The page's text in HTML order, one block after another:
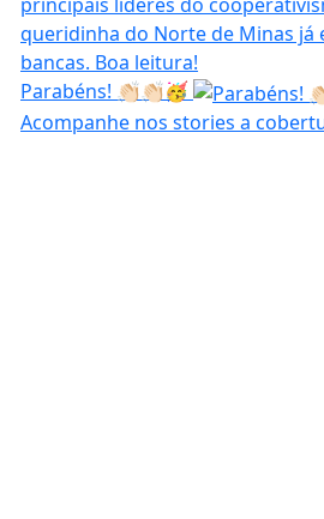
Parabéns! 👏🏻👏🏻🥳
Acompanhe nos stories a